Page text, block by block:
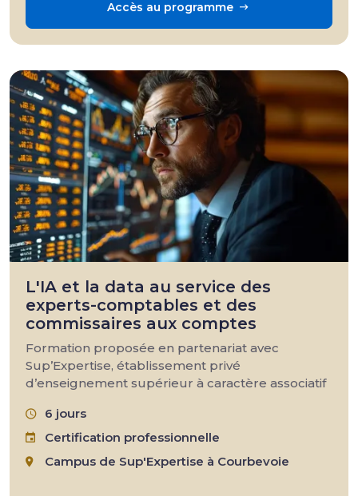
Accès au programme
L'IA et la data au service des
experts-comptables et des
commissaires aux comptes
Formation proposée en partenariat avec
Sup’Expertise, établissement privé
d’enseignement supérieur à caractère associatif
6 jours
Certification professionnelle
Campus de Sup'Expertise à Courbevoie